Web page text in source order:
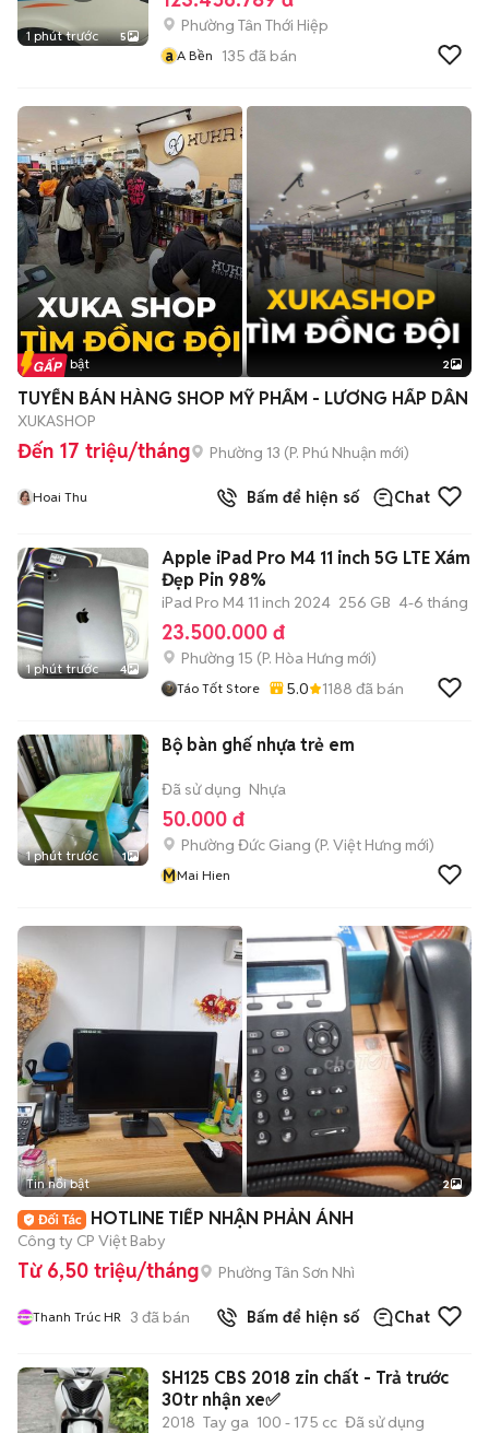
1 phút trước 5
Phường Tân Thới Hiệp
a A Bền 135 đã bán
Tin nổi bật 2
TUYỂN BÁN HÀNG SHOP MỸ PHẨM - LƯƠNG HẤP DẪN
XUKASHOP
Đến 17 triệu/tháng Phường 13 (P. Phú Nhuận mới)
Hoai Thu Bấm để hiện số Chat
1 phút trước 4
Apple iPad Pro M4 11 inch 5G LTE Xám
Đẹp Pin 98%
iPad Pro M4 11 inch 2024 256 GB 4-6 tháng
23.500.000 đ
Phường 15 (P. Hòa Hưng mới)
Táo Tốt Store 5.0 1188 đã bán
1 phút trước 1
Bộ bàn ghế nhựa trẻ em
Đã sử dụng Nhựa
50.000 đ
Phường Đức Giang (P. Việt Hưng mới)
MMai Hien
Tin nổi bật 2
HOTLINE TIẾP NHẬN PHẢN ÁNH
Công ty CP Việt Baby
Từ 6,50 triệu/tháng Phường Tân Sơn Nhì
Thanh Trúc HR 3 đã bán Bấm để hiện số Chat
SH125 CBS 2018 zin chất - Trả trước
30tr nhận xe✅
2018 Tay ga 100 - 175 cc Đã sử dụng